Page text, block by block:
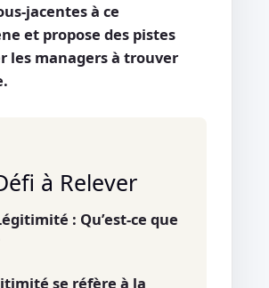
jacentes à ce
et propose des pistes
les managers à trouver
à Relever
: Qu’est-ce que
se réfère à la